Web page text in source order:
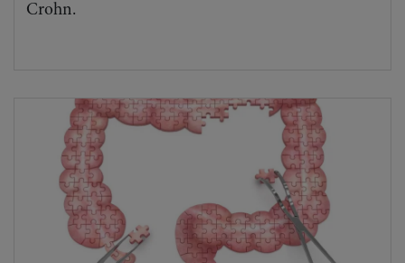
Crohn.